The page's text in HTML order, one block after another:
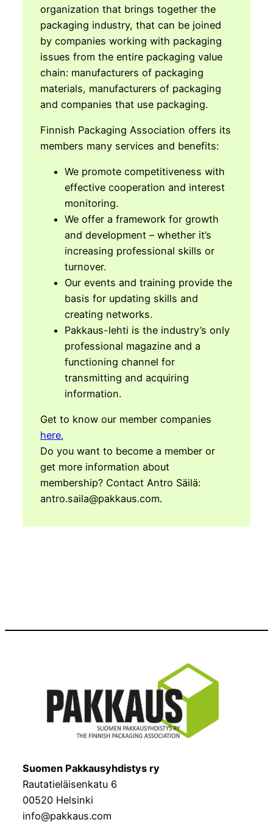
organization that brings together the
packaging industry, that can be joined
by companies working with packaging
issues from the entire packaging value
chain: manufacturers of packaging
materials, manufacturers of packaging
and companies that use packaging.
Finnish Packaging Association offers its
members many services and benefits:
We promote competitiveness with
effective cooperation and interest
monitoring.
We offer a framework for growth
and development – whether it’s
increasing professional skills or
turnover.
Our events and training provide the
basis for updating skills and
creating networks.
Pakkaus-lehti is the industry’s only
professional magazine and a
functioning channel for
transmitting and acquiring
information.
Get to know our member companies
here.
Do you want to become a member or
get more information about
membership? Contact Antro Säilä:
antro.saila@pakkaus.com.
Suomen Pakkausyhdistys ry
Rautatieläisenkatu 6
00520 Helsinki
info@pakkaus.com